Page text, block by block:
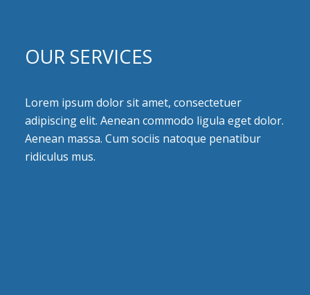
OUR SERVICES
Lorem ipsum dolor sit amet, consectetuer
adipiscing elit. Aenean commodo ligula eget dolor.
Aenean massa. Cum sociis natoque penatibur
ridiculus mus.